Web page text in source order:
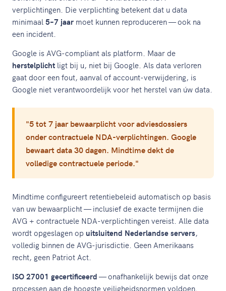
verplichtingen. Die verplichting betekent dat u data
minimaal5–7 jaar moet kunnen reproduceren — ook na
een incident.
Google is AVG-compliant als platform. Maar de
herstelplicht ligt bij u, niet bij Google. Als data verloren
gaat door een fout, aanval of account-verwijdering, is
Google niet verantwoordelijk voor het herstel van úw data.
"5 tot 7 jaar bewaarplicht voor adviesdossiers
onder contractuele NDA-verplichtingen. Google
bewaart data 30 dagen. Mindtime dekt de
volledige contractuele periode."
Mindtime configureert retentiebeleid automatisch op basis
van uw bewaarplicht — inclusief de exacte termijnen die
AVG + contractuele NDA-verplichtingen vereist. Alle data
wordt opgeslagen op uitsluitend Nederlandse servers,
volledig binnen de AVG-jurisdictie. Geen Amerikaans
recht, geen Patriot Act.
ISO 27001 gecertificeerd— onafhankelijk bewijs dat onze
processen aan de hoogste veiligheidsnormen voldoen.